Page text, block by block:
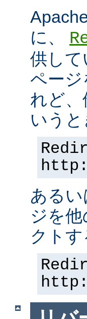
に、
供し
ペー
れど
いう
ある
ジを
クト